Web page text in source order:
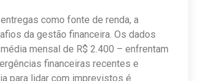
como fonte de renda, a
da gestão financeira. Os dados
mensal de R$ 2.400 – enfrentam
financeiras recentes e
para lidar com imprevistos é